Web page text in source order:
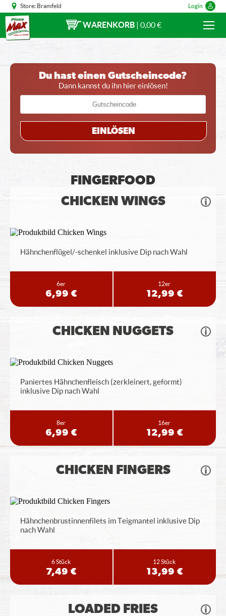
Store: Bramfeld Login
WARENKORB | 0,00 €
Du hast einen Gutscheincode?
Dann kannst du ihn hier einlösen!
EINLÖSEN
FINGERFOOD
CHICKEN WINGS
Hähnchenflügel/-schenkel inklusive Dip nach Wahl
6er
6,99 €
12er
12,99 €
CHICKEN NUGGETS
Paniertes Hähnchenfleisch (zerkleinert, geformt)
inklusive Dip nach Wahl
8er
6,99 €
16er
12,99 €
CHICKEN FINGERS
Hähnchenbrustinnenfilets im Teigmantel inklusive Dip
nach Wahl
6 Stück
7,49 €
12 Stück
13,99 €
LOADED FRIES